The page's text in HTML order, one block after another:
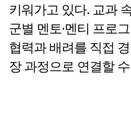
키워가고 있다. 교과
군별 멘토·멘티 프로
협력과 배려를 직접
장 과정으로 연결할